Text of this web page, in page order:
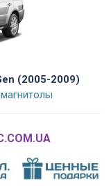
(2005-2009)